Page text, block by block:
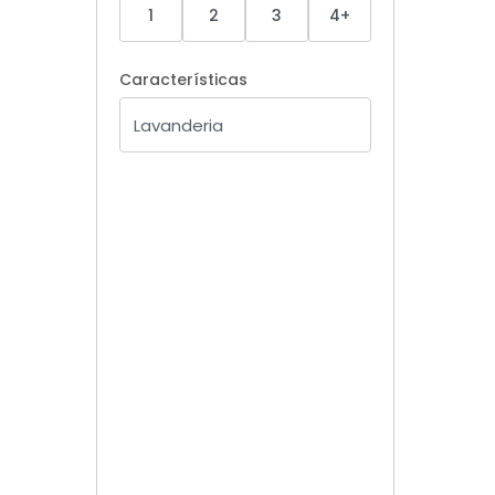
1
2 3 4+
Características